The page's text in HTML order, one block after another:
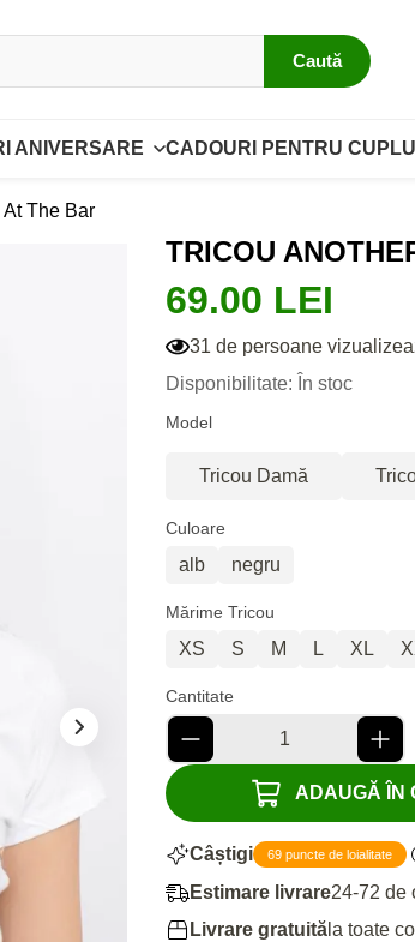
Caută
ANIVERSARE CADOURI PENTRU
The Bar
TRICOU
69.00 LEI
31 de persoane
Disponibilitate: În stoc
Model
Tricou Damă
Culoare
alb negru
Mărime Tricou
XS S M L XL
Cantitate
ADAUGĂ ÎN
Câștigi 69 puncte de loialitate
Estimare livrare24-72 de
Livrare gratuită la toate